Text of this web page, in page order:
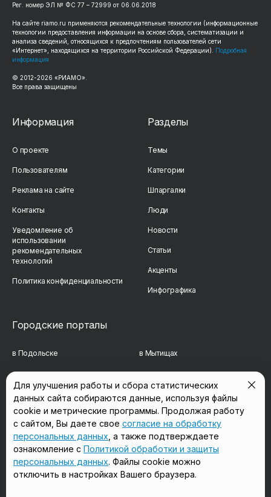
Рег. номер ЭЛ № ФС 77 – 72999 от 06.06.2018
На сайте riamo.ru применяются рекомендательные технологии (информационные
технологии предоставления информации на основе сбора, систематизации и
анализа сведений, относящихся к предпочтениям пользователей сети
«Интернет», находящихся на территории Российской Федерации). Подробная
информация
© 2012-2026 «РИАМО».
Все права защищены
Информация
О проекте
Пользователям
Реклама на сайте
Контакты
Уведомление об
использовании
рекомендательных
технологий
Политика конфиденциальности
Разделы
Темы
Категории
Шпаргалки
Люди
Новости
Статьи
Акценты
Инфографика
Городские порталы
в Подольске в Мытищах
в Сергиевом Посаде в Люберцах
в Красногорске в Королёве
в Домодедово в Щёлково
Мы в соцсетях
Для улучшения работы и сбора статистических
данных сайта собираются данные, используя файлы
cookie и метрические программы. Продолжая работу
с сайтом, Вы даете свое согласие на обработку
персональных данных , а также подтверждаете
ознакомление с Политикой обработки и защиты
персональных данных. Файлы cookie можно
отключить в настройках Вашего браузера.